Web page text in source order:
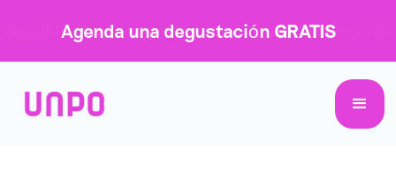
Agenda una degustación GRATIS